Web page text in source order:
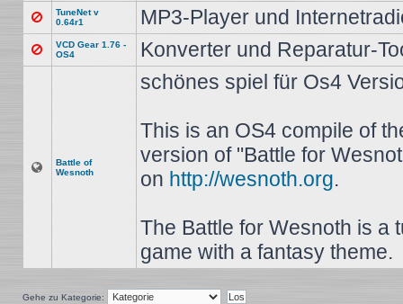
TuneNet v
0.64r1
MP3-Player und
VCD Gear 1.76 -
OS4
Konverter und Reparatur-
Battle of
Wesnoth
schönes spiel für Os4
This is an OS4 compile of
version of "Battle for
on http://wesnoth.org.
The Battle for Wesnoth is a
game with a fantasy theme.
Gehe zu Kategorie: